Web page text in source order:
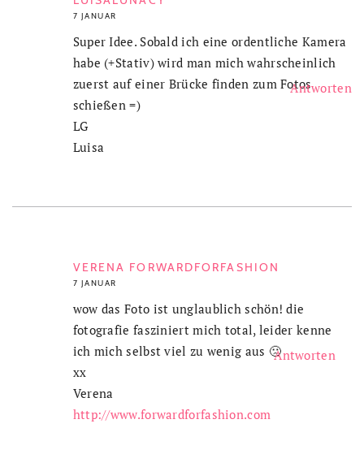
7 JANUAR
Super Idee. Sobald ich eine ordentliche Kamera
habe (+Stativ) wird man mich wahrscheinlich
zuerst auf einer Brücke finden zum Fotos
schießen =)
LG
Luisa
VERENA FORWARDFORFASHION
7 JANUAR
Antworten
wow das Foto ist unglaublich schön! die
fotografie fasziniert mich total, leider kenne
ich mich selbst viel zu wenig aus 🙁
xx
Verena
http://www.forwardforfashion.com
Antworten